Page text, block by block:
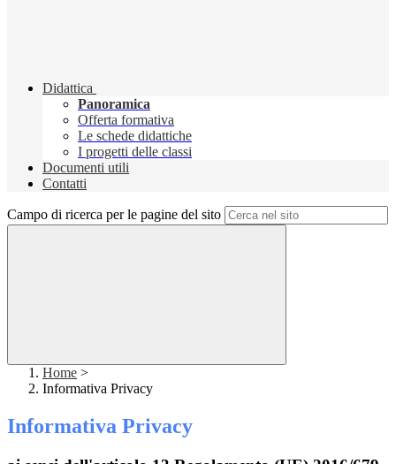
Didattica
Panoramica
Offerta formativa
Le schede didattiche
I progetti delle classi
Documenti utili
Contatti
Campo di ricerca per le pagine del sito
Home >
Informativa Privacy
Informativa Privacy